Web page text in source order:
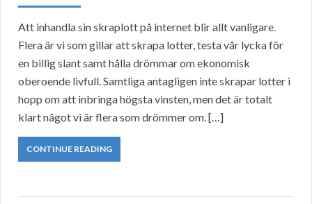
Att inhandla sin skraplott på internet blir allt vanligare.
Flera är vi som gillar att skrapa lotter, testa vår lycka för
en billig slant samt hålla drömmar om ekonomisk
oberoende livfull. Samtliga antagligen inte skrapar lotter i
hopp om att inbringa högsta vinsten, men det är totalt
klart något vi är flera som drömmer om. […]
CONTINUE READING